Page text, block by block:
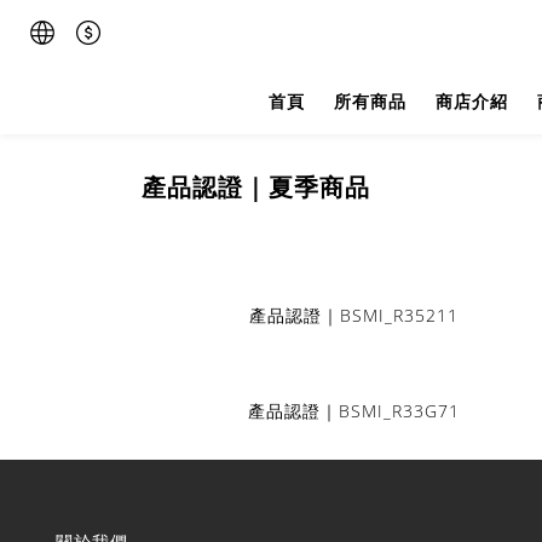
首頁 所有商品 商店介紹
產品認證｜夏季商品
產品認證｜ BSMI_ R35211
產品認證｜ BSMI_ R33G71